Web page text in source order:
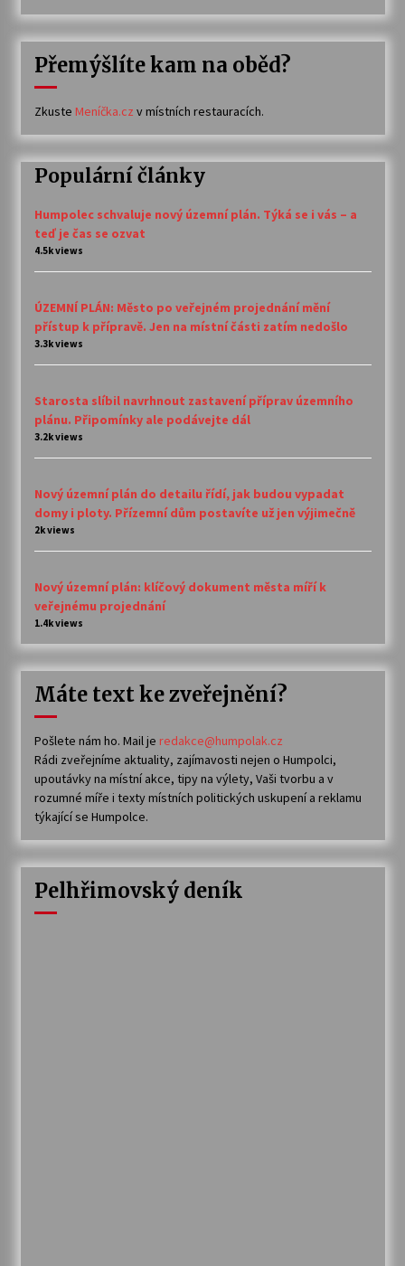
Přemýšlíte kam na oběd?
Zkuste Meníčka.cz v místních restauracích.
Populární články
Humpolec schvaluje nový územní plán. Týká se i vás – a
teď je čas se ozvat
4.5k views
ÚZEMNÍ PLÁN: Město po veřejném projednání mění
přístup k přípravě. Jen na místní části zatím nedošlo
3.3k views
Starosta slíbil navrhnout zastavení příprav územního
plánu. Připomínky ale podávejte dál
3.2k views
Nový územní plán do detailu řídí, jak budou vypadat
domy i ploty. Přízemní dům postavíte už jen výjimečně
2k views
Nový územní plán: klíčový dokument města míří k
veřejnému projednání
1.4k views
Máte text ke zveřejnění?
Pošlete nám ho. Mail je redakce@humpolak.cz
Rádi zveřejníme aktuality, zajímavosti nejen o Humpolci,
upoutávky na místní akce, tipy na výlety, Vaši tvorbu a v
rozumné míře i texty místních politických uskupení a reklamu
týkající se Humpolce.
Pelhřimovský deník